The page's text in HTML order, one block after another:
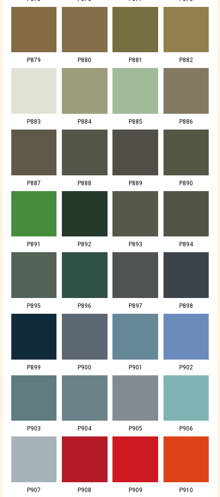
P879 P880 P881 P882
P883 P884 P885 P886
P887 P888 P889 P890
P891 P892 P893 P894
P895 P896 P897 P898
P899 P900 P901 P902
P903 P904 P905 P906
P907 P908 P909 P910